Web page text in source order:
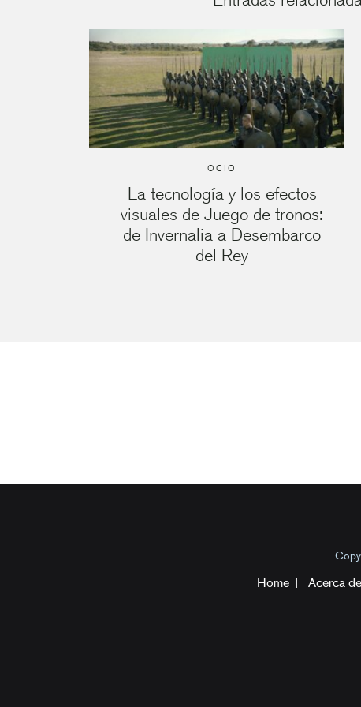
OCIO
La tecnología y los efectos
visuales de Juego de tronos:
de Invernalia a Desembarco
del Rey
Home Acerca de